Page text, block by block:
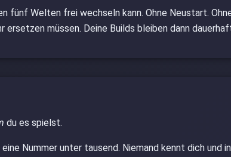
fünf Welten frei wechseln kann. Ohne Neustart.
müssen. Deine Builds bleiben dann
du es spielst.
Nummer unter tausend. Niemand kennt dich und